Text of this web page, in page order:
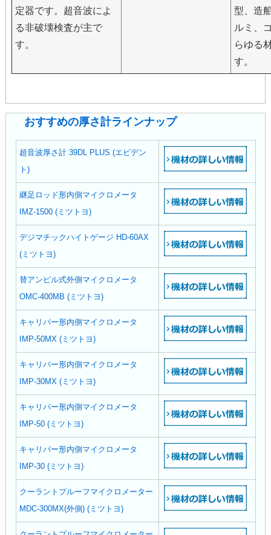
定器です。超音波によ
る非破壊検査が主で
す。
型、造
ルミ、
らゆる
す。
おすすめの厚さ計ラインナップ
超音波厚さ計 39DL PLUS (エビデン
ト)
継足ロッド形内側マイクロメータ
IMZ-1500 (ミツトヨ)
デジマチックハイトゲージ HD-60AX
(ミツトヨ)
替アンビル式外側マイクロメータ
OMC-400MB (ミツトヨ)
キャリパー形内側マイクロメータ
IMP-50MX (ミツトヨ)
キャリパー形内側マイクロメータ
IMP-30MX (ミツトヨ)
キャリパー形内側マイクロメータ
IMP-50 (ミツトヨ)
キャリパー形内側マイクロメータ
IMP-30 (ミツトヨ)
クーラントプルーフマイクロメーター
MDC-300MX(外側) (ミツトヨ)